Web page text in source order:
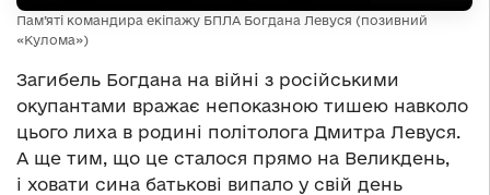
Пам’яті командира екіпажу БПЛА Богдана Левуся (позивний
«Кулома»)
Загибель Богдана на війні з російськими
окупантами вражає непоказною тишею навколо
цього лиха в родині політолога Дмитра Левуся.
А ще тим, що це сталося прямо на Великдень,
і ховати сина батькові випало у свій день